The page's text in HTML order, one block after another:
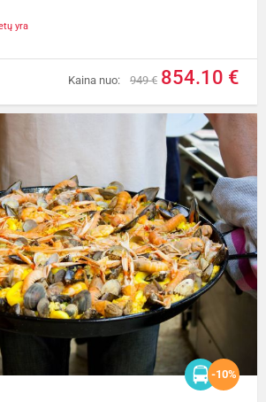
yra
Kaina nuo: 949 € 854.10 €
-10%